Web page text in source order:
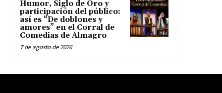
Humor, Siglo de Oro y
participación del público:
así es “De doblones y
amores” en el Corral de
Comedias de Almagro
7 de agosto de 2026